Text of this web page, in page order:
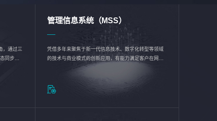
，通过三
同步呈
行业完
管理信息系统（MSS）
凭借多年来聚焦于新一代信息技术、数字化转型等领域
的技术与商业模式的创新应用，有能力满足客户在网络
优化、运营维护和信息安全防护等方面的需求，为客户